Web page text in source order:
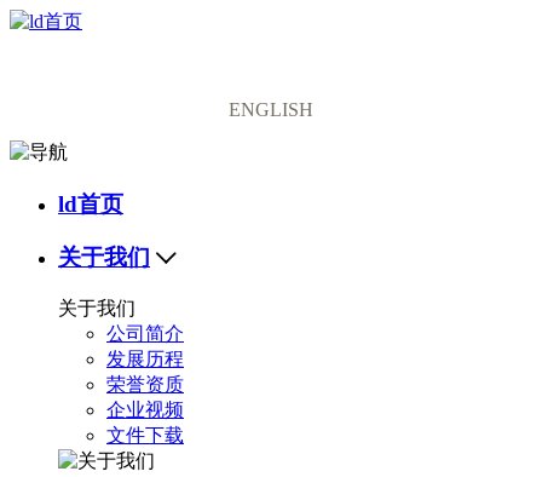
ENGLISH
ld首页
关于我们 
关于我们
公司简介
发展历程
荣誉资质
企业视频
文件下载